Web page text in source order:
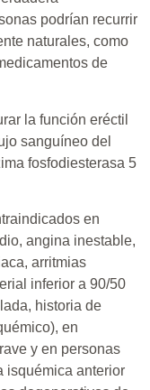
podrían recurrir
naturales, como
de
la función eréctil
sanguíneo del
fosfodiesterasa 5
en
angina inestable,
arritmias
inferior a 90/50
historia de
en
y en personas
isquémica anterior